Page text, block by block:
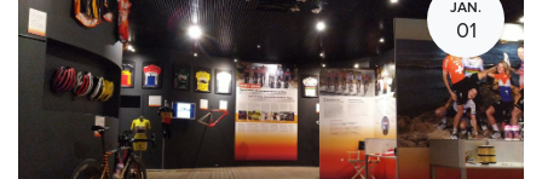
JAN.
01